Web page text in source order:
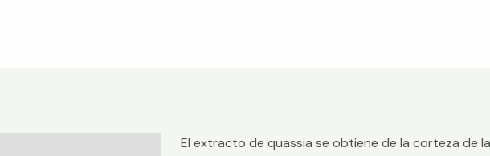
El extracto de quassia se obtiene de la corteza de